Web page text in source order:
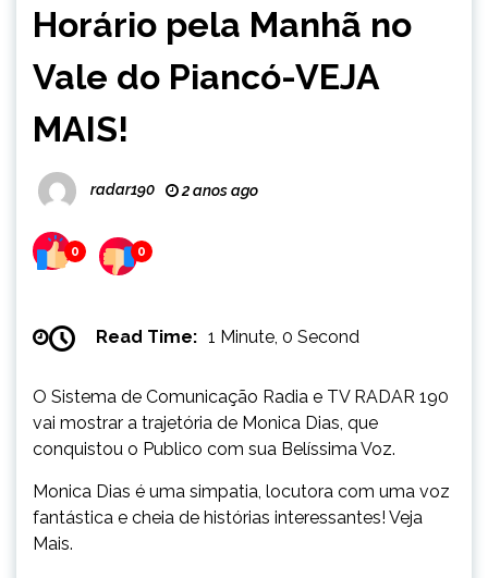
Horário pela Manhã no
Vale do Piancó-VEJA
MAIS!
radar190 2 anos ago
0 0
Read Time: 1 Minute, 0 Second
O Sistema de Comunicação Radia e TV RADAR 190
vai mostrar a trajetória de Monica Dias, que
conquistou o Publico com sua Belíssima Voz.
Monica Dias é uma simpatia, locutora com uma voz
fantástica e cheia de histórias interessantes! Veja
Mais.